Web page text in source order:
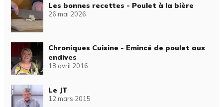
Les bonnes recettes - Poulet à la bière
26 mai 2026
Chroniques Cuisine - Emincé de poulet aux
endives
18 avril 2016
Le JT
12 mars 2015